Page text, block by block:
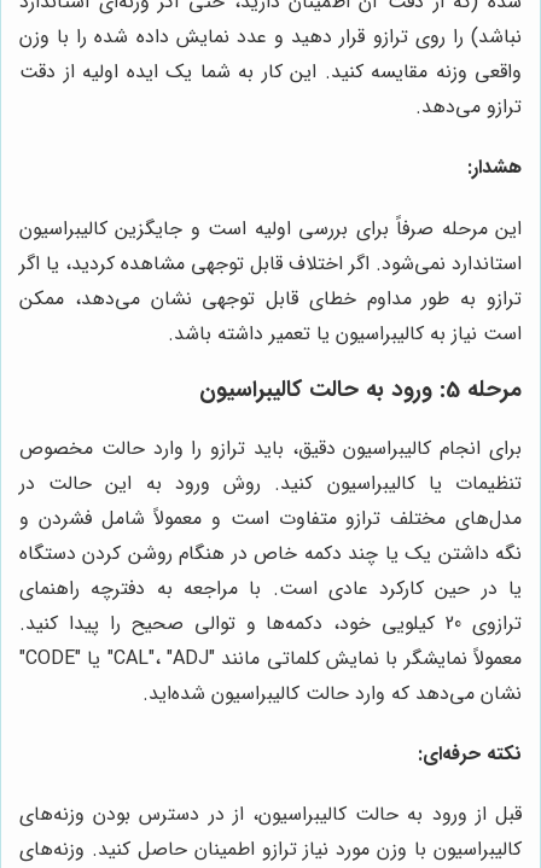
نباشد) را روی ترازو قرار دهید و عدد نمایش داده شده را با وزن
واقعی وزنه مقایسه کنید. این کار به شما یک ایده اولیه از دقت
ترازو می‌دهد.
هشدار:
این مرحله صرفاً برای بررسی اولیه است و جایگزین کالیبراسیون
استاندارد نمی‌شود. اگر اختلاف قابل توجهی مشاهده کردید، یا اگر
ترازو به طور مداوم خطای قابل توجهی نشان می‌دهد، ممکن
است نیاز به کالیبراسیون یا تعمیر داشته باشد.
مرحله 5: ورود به حالت کالیبراسیون
برای انجام کالیبراسیون دقیق، باید ترازو را وارد حالت مخصوص
تنظیمات یا کالیبراسیون کنید. روش ورود به این حالت در
مدل‌های مختلف ترازو متفاوت است و معمولاً شامل فشردن و
نگه داشتن یک یا چند دکمه خاص در هنگام روشن کردن دستگاه
یا در حین کارکرد عادی است. با مراجعه به دفترچه راهنمای
ترازوی 20 کیلویی خود، دکمه‌ها و توالی صحیح را پیدا کنید.
معمولاً نمایشگر با نمایش کلماتی مانند "CAL"، "ADJ" یا "CODE"
نشان می‌دهد که وارد حالت کالیبراسیون شده‌اید.
نکته حرفه‌ای:
قبل از ورود به حالت کالیبراسیون، از در دسترس بودن وزنه‌های
کالیبراسیون با وزن مورد نیاز ترازو اطمینان حاصل کنید. وزنه‌های